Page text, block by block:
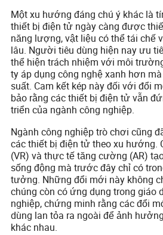
Một xu hướng đáng chú ý khác là
thiết bị điện tử ngày càng được
năng lượng, vật liệu có thể tái chế
lâu. Người tiêu dùng hiện nay ưu
thể hiện trách nhiệm với môi
ty áp dụng công nghệ xanh hơn
suất. Cam kết kép này đối với đổi
bảo rằng các thiết bị điện tử vẫn
triển của ngành công nghiệp.
Ngành công nghiệp trò chơi cũng
các thiết bị điện tử theo xu hướng.
(VR) và thực tế tăng cường (AR)
sống động mà trước đây chỉ có
tưởng. Những đổi mới này không
chúng còn có ứng dụng trong giáo
nghiệp, chứng minh rằng các đổi
dùng lan tỏa ra ngoài để ảnh
khác nhau.